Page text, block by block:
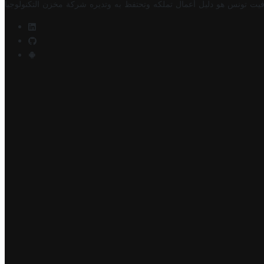
تونس هو دليل أعمال تملكه وتحتفظ به وتديره شركة مخزن التكنولوجيا